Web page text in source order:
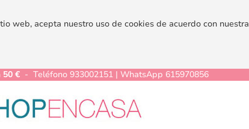
web, acepta nuestro uso de cookies de acuerdo con nuestra
50 € - Teléfono 933002151 | WhatsApp 615970856